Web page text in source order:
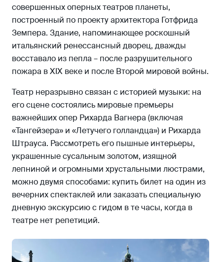
совершенных оперных театров планеты,
построенный по проекту архитектора Готфрида
Земпера. Здание, напоминающее роскошный
итальянский ренессансный дворец, дважды
восставало из пепла – после разрушительного
пожара в XIX веке и после Второй мировой войны.
Театр неразрывно связан с историей музыки: на
его сцене состоялись мировые премьеры
важнейших опер Рихарда Вагнера (включая
«Тангейзера» и «Летучего голландца») и Рихарда
Штрауса. Рассмотреть его пышные интерьеры,
украшенные сусальным золотом, изящной
лепниной и огромными хрустальными люстрами,
можно двумя способами: купить билет на один из
вечерних спектаклей или заказать специальную
дневную экскурсию с гидом в те часы, когда в
театре нет репетиций.